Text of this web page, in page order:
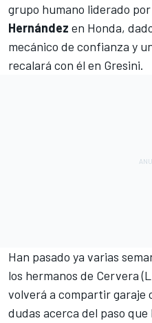
grupo humano liderado por
Hernández en Honda,
mecánico de confianza y
recalará con él en Gresini.
Han pasado ya varias
los hermanos de Cervera
volverá a compartir garaje
dudas acerca del paso que